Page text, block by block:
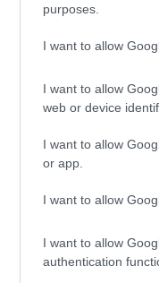
purposes.
I want to allow
I want to allow
web or device
I want to allow
or app.
I want to allow
I want to allow
authentication
à grands pas !
avec impatience
table… vous êtes en